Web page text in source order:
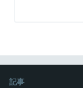
アライアンス/
2017年に株式
記事